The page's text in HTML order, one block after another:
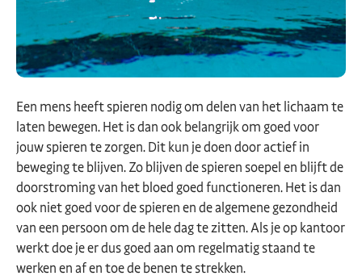
Een mens heeft spieren nodig om delen van het lichaam te
laten bewegen. Het is dan ook belangrijk om goed voor
jouw spieren te zorgen. Dit kun je doen door actief in
beweging te blijven. Zo blijven de spieren soepel en blijft de
doorstroming van het bloed goed functioneren. Het is dan
ook niet goed voor de spieren en de algemene gezondheid
van een persoon om de hele dag te zitten. Als je op kantoor
werkt doe je er dus goed aan om regelmatig staand te
werken en af en toe de benen te strekken.